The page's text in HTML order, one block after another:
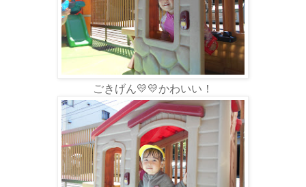
ごきげん💛💛かわいい！